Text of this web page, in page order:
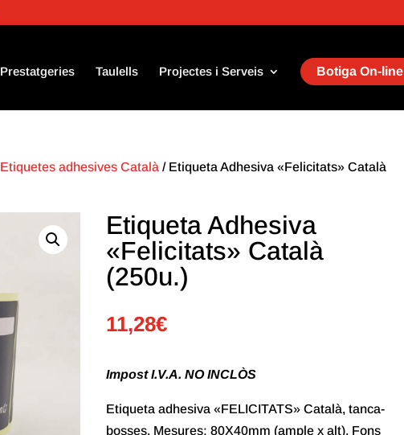
Prestatgeries Taulells Projectes i Serveis Botiga On-line
Etiquetes adhesives Català / Etiqueta Adhesiva «Felicitats» Català
Etiqueta Adhesiva
«Felicitats» Català
(250u.)
11,28€
Impost I.V.A. NO INCLÒS
Etiqueta adhesiva «FELICITATS» Català, tanca-
bosses. Mesures: 80X40mm (ample x alt). Fons